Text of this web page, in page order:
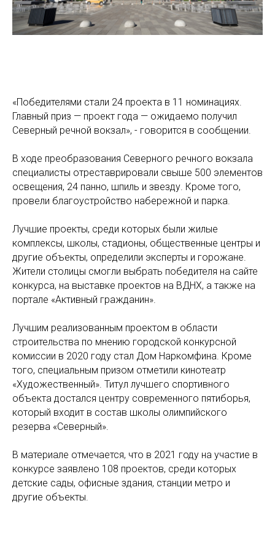
«Победителями стали 24 проекта в 11 номинациях.
Главный приз — проект года — ожидаемо получил
Северный речной вокзал», - говорится в сообщении.
В ходе преобразования Северного речного вокзала
специалисты отреставрировали свыше 500 элементов
освещения, 24 панно, шпиль и звезду. Кроме того,
провели благоустройство набережной и парка.
Лучшие проекты, среди которых были жилые
комплексы, школы, стадионы, общественные центры и
другие объекты, определили эксперты и горожане.
Жители столицы смогли выбрать победителя на сайте
конкурса, на выставке проектов на ВДНХ, а также на
портале «Активный гражданин».
Лучшим реализованным проектом в области
строительства по мнению городской конкурсной
комиссии в 2020 году стал Дом Наркомфина. Кроме
того, специальным призом отметили кинотеатр
«Художественный». Титул лучшего спортивного
объекта достался центру современного пятиборья,
который входит в состав школы олимпийского
резерва «Северный».
В материале отмечается, что в 2021 году на участие в
конкурсе заявлено 108 проектов, среди которых
детские сады, офисные здания, станции метро и
другие объекты.